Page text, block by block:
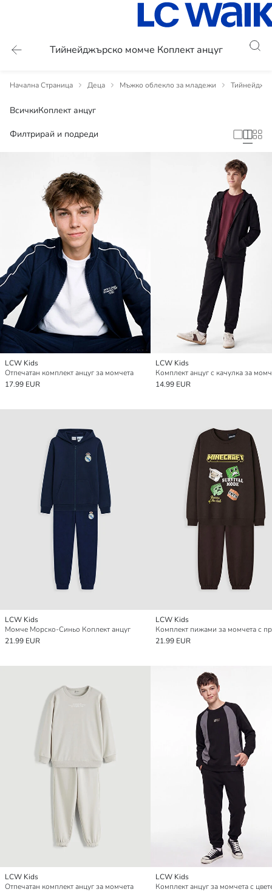
Тийнейджърско момче Коплект анцуг
Начална Страница Деца Мъжко облекло за младежи
ВсичкиКоплект анцуг
Филтрирай и подреди
LCW Kids
Отпечатан комплект анцуг за момчета
17.99 EUR
LCW Kids
Комплект анцуг с качулка за
14.99 EUR
LCW Kids
Момче Морско-Синьо Коплект анцуг
21.99 EUR
LCW Kids
21.99 EUR
LCW Kids
Отпечатан комплект анцуг за момчета
LCW Kids
Комплект анцуг за момчета с